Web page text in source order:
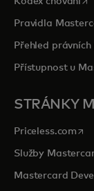
Pravidla
Přehled
Přístupnost u
STRÁNKY
Priceless.com
Služby
Mastercard